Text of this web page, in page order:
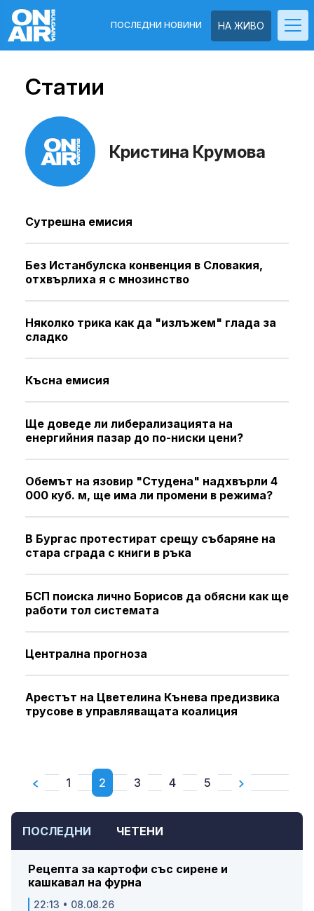
НА ЖИВО
ПОСЛЕДНИ НОВИНИ
Статии
Кристина Крумова
Сутрешна емисия
Без Истанбулска конвенция в Словакия,
отхвърлиха я с мнозинство
Няколко трика как да "излъжем" глада за
сладко
Късна емисия
Ще доведе ли либерализацията на
енергийния пазар до по-ниски цени?
Обемът на язовир "Студена" надхвърли 4
000 куб. м, ще има ли промени в режима?
В Бургас протестират срещу събаряне на
стара сграда с книги в ръка
БСП поиска лично Борисов да обясни как ще
работи тол системата
Централна прогноза
Арестът на Цветелина Кънева предизвика
трусове в управляващата коалиция
1 2 3 4 5
ПОСЛЕДНИ ЧЕТЕНИ
Рецепта за картофи със сирене и
кашкавал на фурна
22:13 • 08.08.26